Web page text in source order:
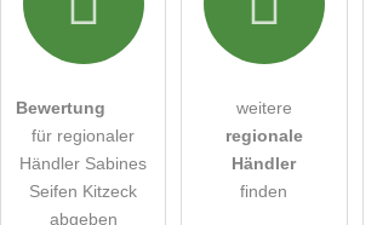
Die Datenschutzerklärunghabe ich zur
Hinweis: Bitte beachten Sie, öffentliche
alle Besucher sichtbar
Klicken Sie hier um eine
Bewertung
für regionaler
Händler Sabines
Seifen Kitzeck
abgeben
weitere
regionale
Händler
finden